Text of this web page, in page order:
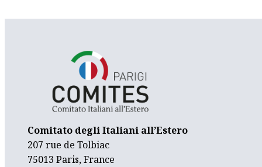
Comitato degli Italiani all’Estero
207 rue de Tolbiac
75013 Paris, France